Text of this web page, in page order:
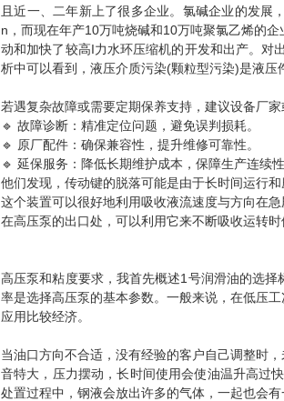
且近一、二年新上了很多企业。氯碱企业的发
n，而现在年产10万吨烧碱和10万吨聚氯乙烯的
动和加快了较高I力水环压缩机的开发和出产。对
析中可以看到，液压介质污染(颗粒型污染)是液
若遇复杂故障或需要定期保养支持，建议设备厂
🔹 故障诊断：精准定位问题，避免误判损耗。
🔹 原厂配件：确保兼容性，提升维修可靠性。
🔹 延保服务：降低长期维护成本，保障生产连续性
他们发现，传动键的脱落可能是由于长时间运行
这个装置可以很好地利用吸收液流速度与方向在
在高压泵的出口处，可以利用它来不断吸收运转
高压泵和粘度要求，我首先概述1号润滑油的选
率是选择高压泵的基本参数。一般来说，在低压
应用比较经济。
当油口方向不合适，没有经验的客户自己调整时
音特大，压力摆动，长时间使用会使油温升高过
处置过程中，钢液会放出许多的气体，一起也会